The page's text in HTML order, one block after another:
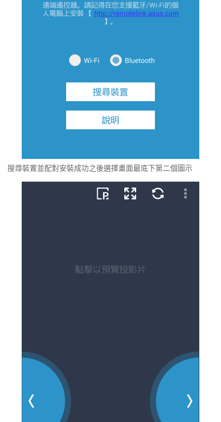
搜尋裝置並配對安裝成功之後選擇畫面最底下第二個圖示